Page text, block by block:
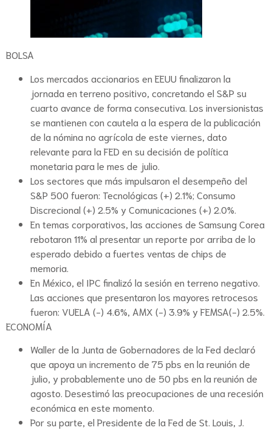
BOLSA
Los mercados accionarios en EEUU finalizaron la
jornada en terreno positivo, concretando el S&P su
cuarto avance de forma consecutiva. Los inversionistas
se mantienen con cautela a la espera de la publicación
de la nómina no agrícola de este viernes, dato
relevante para la FED en su decisión de política
monetaria para le mes de julio.
Los sectores que más impulsaron el desempeño del
S&P 500 fueron: Tecnológicas (+) 2.1%; Consumo
Discrecional (+) 2.5% y Comunicaciones (+) 2.0%.
En temas corporativos, las acciones de Samsung Corea
rebotaron 11% al presentar un reporte por arriba de lo
esperado debido a fuertes ventas de chips de
memoria.
En México, el IPC finalizó la sesión en terreno negativo.
Las acciones que presentaron los mayores retrocesos
fueron: VUELA (-) 4.6%, AMX (-) 3.9% y FEMSA(-) 2.5%.
ECONOMÍA
Waller de la Junta de Gobernadores de la Fed declaró
que apoya un incremento de 75 pbs en la reunión de
julio, y probablemente uno de 50 pbs en la reunión de
agosto. Desestimó las preocupaciones de una recesión
económica en este momento.
Por su parte, el Presidente de la Fed de St. Louis, J.